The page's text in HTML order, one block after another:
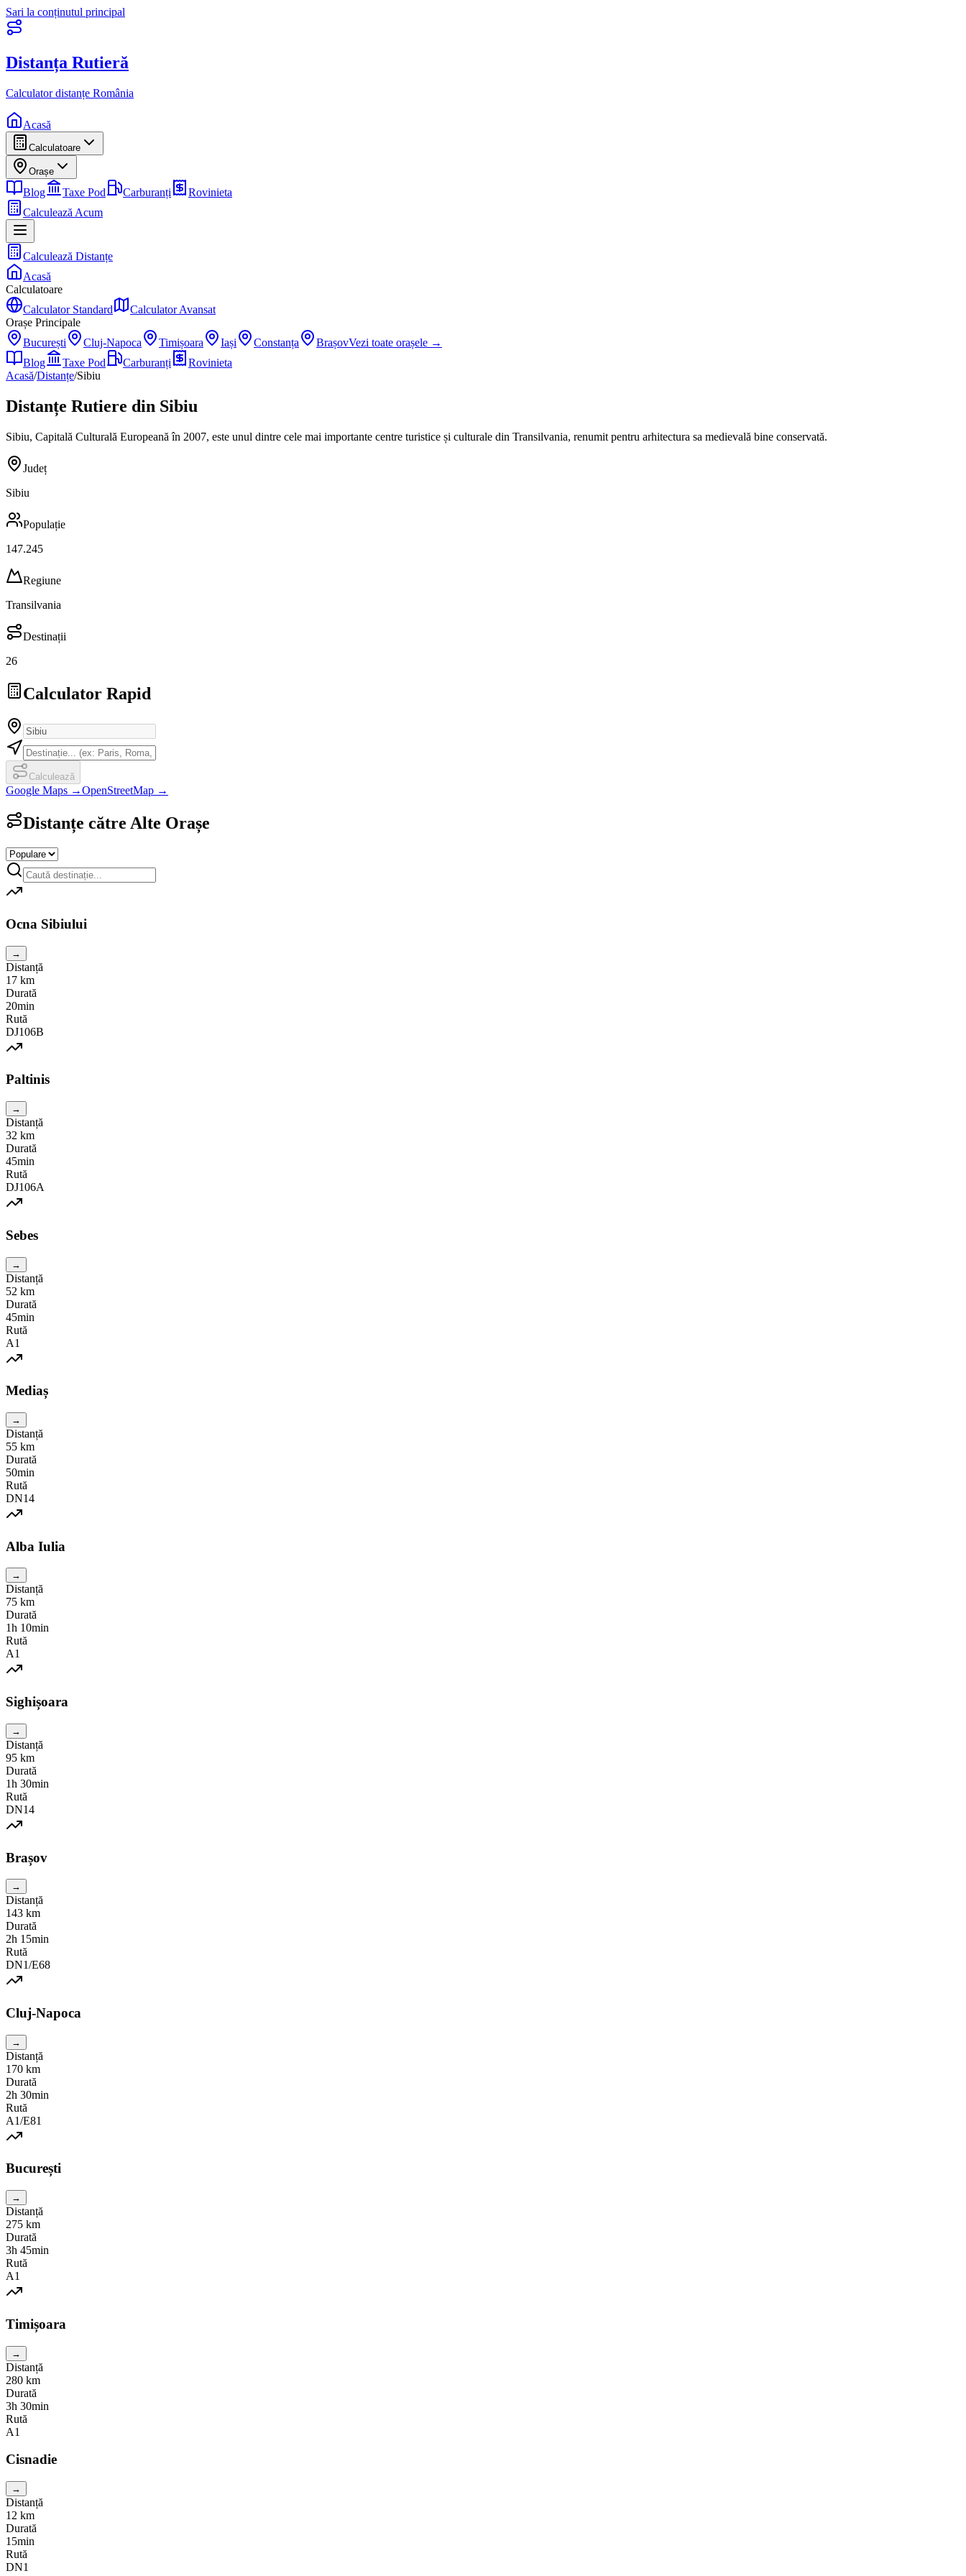
Sari la conținutul principal
Distanța Rutieră
Calculator distanțe România
Acasă
Calculatoare
Orașe
Blog Taxe Pod Carburanți
Rovinieta
Calculează Acum
Calculează Distanțe
Acasă
Calculatoare
Calculator Standard
Calculator Avansat
Orașe Principale
București
Cluj-Napoca Timișoara Iași Constanța BrașovVezi toate orașele →
Blog
Taxe Pod Carburanți
Rovinieta
Acasă/Distanțe/Sibiu
Distanțe Rutiere din Sibiu
Sibiu, Capitală Culturală Europeană în 2007, este unul dintre cele mai importante centre turistice și culturale din Transilvania, renumit pentru arhitectura sa medievală bine conservată.
Județ
Sibiu
Populație
147.245
Regiune
Transilvania
Destinații
26
Calculator Rapid
Calculează
Google Maps →OpenStreetMap →
Distanțe către Alte Orașe
Ocna Sibiului
→
Distanță
17 km
Durată
20min
Rută
DJ106B
Paltinis
→
Distanță
32 km
Durată
45min
Rută
DJ106A
Sebes
→
Distanță
52 km
Durată
45min
Rută
A1
Mediaș
→
Distanță
55 km
Durată
50min
Rută
DN14
Alba Iulia
→
Distanță
75 km
Durată
1h 10min
Rută
A1
Sighișoara
→
Distanță
95 km
Durată
1h 30min
Rută
DN14
Brașov
→
Distanță
143 km
Durată
2h 15min
Rută
DN1/E68
Cluj-Napoca
→
Distanță
170 km
Durată
2h 30min
Rută
A1/E81
București
→
Distanță
275 km
Durată
3h 45min
Rută
A1
Timișoara
→
Distanță
280 km
Durată
3h 30min
Rută
A1
Cisnadie
→
Distanță
12 km
Durată
15min
Rută
DN1